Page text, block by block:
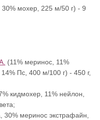
30% мохер, 225 м/50 г) - 9
(11% меринос, 11%
Пс, 400 м/100 г) - 450 г,
кидмохер, 11% нейлон,
30% меринос экстрафайн,